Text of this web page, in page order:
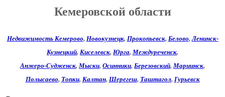
Кемеровской области
Недвижимость Кемерово, Новокузнецк, Прокопьевск, Белово,Ленинск-
Кузнецкий, Киселевск, Юрга, Междуреченск,
Анжеро-Судженск, Мыски, Осинники, Березовский, Мариинск,
Полысаево, Топки, Калтан, Шерегеш, Таштагол, Гурьевск